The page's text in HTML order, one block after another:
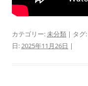
カテゴリー:未分類 | タグ:
日:2025年11月26日 |